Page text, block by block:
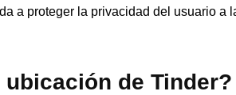
a proteger la privacidad del usuario
de Tinder?